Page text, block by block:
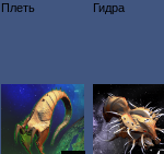
Плеть
Гидра